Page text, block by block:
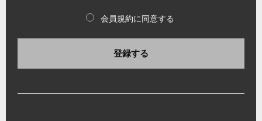
会員規約に同意する
登録する